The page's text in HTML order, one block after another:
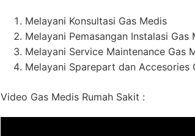
Melayani Konsultasi Gas Medis
Melayani Pemasangan Instalasi Gas
Melayani Service Maintenance Gas
Melayani Sparepart dan Accesories
Video Gas Medis Rumah Sakit :